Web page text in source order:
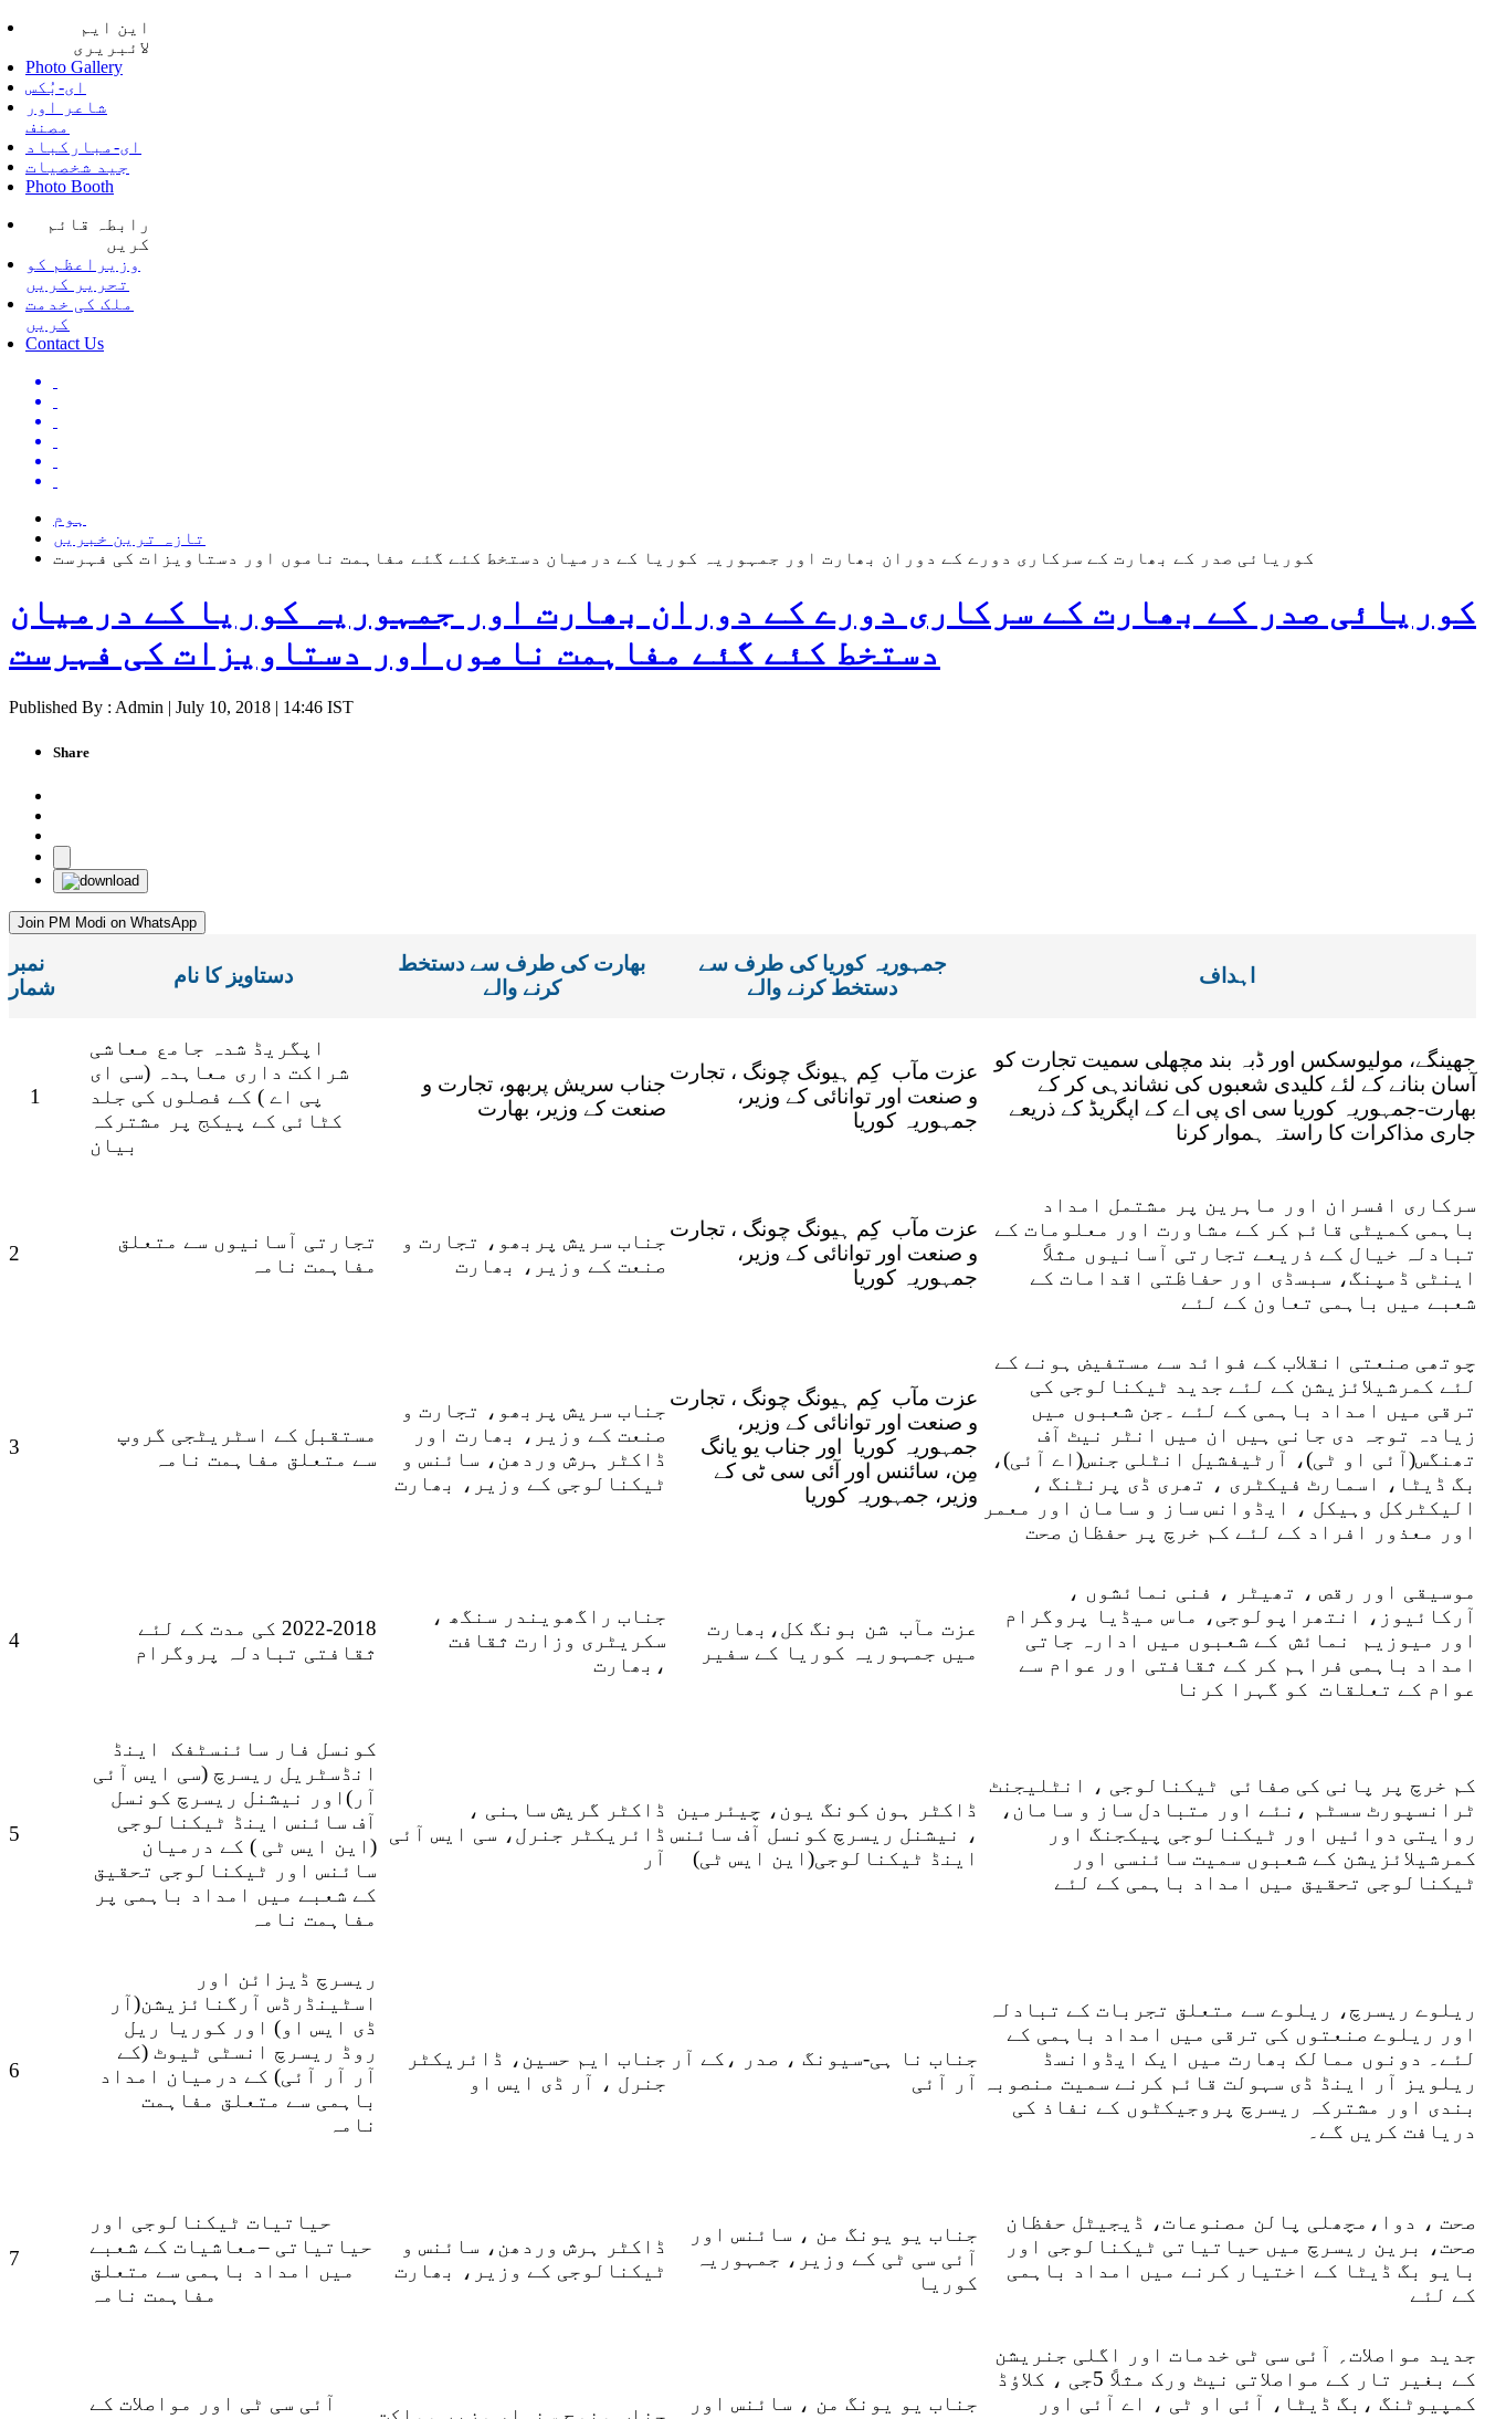
این ایم
لائبریری
Photo Gallery
ای-بُکس
شاعر اور
مصنف
ای-مبارکباد
جید شخصیات
Photo Booth
رابطہ قائم
کریں
وزیراعظم کو
تحریر کریں
ملک کی خدمت
کریں
Contact Us
ہوم
تازہ ترین خبریں
کوریائی صدر کے بھارت کے سرکاری دورے کے دوران بھارت اور جمہوریہ کوریا کے درمیان دستخط کئے گئے مفاہمت ناموں اور دستاویزات کی فہرست
کوریائی صدر کے بھارت کے سرکاری دورے کے دوران بھارت اور جمہوریہ کوریا کے درمیان
دستخط کئے گئے مفاہمت ناموں اور دستاویزات کی فہرست
Published By : Admin | July 10, 2018 | 14:46 IST
Share
Join PM Modi on WhatsApp
نمبر
شمار
دستاویز کا نام
بھارت کی طرف سے دستخط
کرنے والے
جمہوریہ کوریا کی طرف سے
دستخط کرنے والے
اہداف
1
اپگریڈ شدہ جامع معاشی
شراکت داری معاہدہ (سی ای
پی اے ) کے فصلوں کی جلد
کٹائی کے پیکج پر مشترکہ
بیان
جناب سریش پربھو، تجارت و
صنعت کے وزیر، بھارت
عزت مآب کِم ہیونگ چونگ ، تجارت
و صنعت اور توانائی کے وزیر،
جمہوریہ کوریا
جھینگے، مولیوسکس اور ڈبہ بند مچھلی سمیت تجارت کو
آسان بنانے کے لئے کلیدی شعبوں کی نشاندہی کر کے
بھارت-جمہوریہ کوریا سی ای پی اے کے اپگریڈ کے ذریعے
جاری مذاکرات کا راستہ ہموار کرنا
2
تجارتی آسانیوں سے متعلق
مفاہمت نامہ
جناب سریش پربھو، تجارت و
صنعت کے وزیر، بھارت
عزت مآب کِم ہیونگ چونگ ، تجارت
و صنعت اور توانائی کے وزیر،
جمہوریہ کوریا
سرکاری افسران اور ماہرین پر مشتمل امداد
باہمی کمیٹی قائم کر کے مشاورت اور معلومات کے
تبادلہ خیال کے ذریعے تجارتی آسانیوں مثلاً
اینٹی ڈمپنگ، سبسڈی اور حفاظتی اقدامات کے
شعبے میں باہمی تعاون کے لئے
3
مستقبل کے اسٹریٹجی گروپ
سے متعلق مفاہمت نامہ
جناب سریش پربھو، تجارت و
صنعت کے وزیر، بھارت اور
ڈاکٹر ہرش وردھن، سائنس و
ٹیکنالوجی کے وزیر، بھارت
عزت مآب کِم ہیونگ چونگ ، تجارت
و صنعت اور توانائی کے وزیر،
جمہوریہ کوریا اور جناب یو یانگ
مِن، سائنس اور آئی سی ٹی کے
وزیر، جمہوریہ کوریا
چوتھی صنعتی انقلاب کے فوائد سے مستفیض ہونے کے
لئے کمرشیلائزیشن کے لئے جدید ٹیکنالوجی کی
ترقی میں امداد باہمی کے لئے ۔جن شعبوں میں
زیادہ توجہ دی جانی ہیں ان میں انٹر نیٹ آف
تھنگس(آئی او ٹی)، آرٹیفشیل انٹلی جنس(اے آئی)،
بگ ڈیٹا، اسمارٹ فیکٹری ، تھری ڈی پرنٹنگ ،
الیکٹرکل وہیکل ، ایڈوانس ساز و سامان اور معمر
اور معذور افراد کے لئے کم خرچ پر حفظان صحت
4
2022-2018 کی مدت کے لئے
ثقافتی تبادلہ پروگرام
جناب راگھویندر سنگھ ،
سکریٹری وزارت ثقافت
،بھارت
عزت مآب شن بونگ کل،بھارت
میں جمہوریہ کوریا کے سفیر
موسیقی اور رقص ، تھیٹر ، فنی نمائشوں ،
آرکائیوز، انتھراپولوجی، ماس میڈیا پروگرام
اور میوزیم نمائش کے شعبوں میں ادارہ جاتی
امداد باہمی فراہم کر کے ثقافتی اور عوام سے
عوام کے تعلقات کو گہرا کرنا
5
کونسل فار سائنسٹفک اینڈ
انڈسٹریل ریسرچ (سی ایس آئی
آر)اور نیشنل ریسرچ کونسل
آف سائنس اینڈ ٹیکنالوجی
(این ایس ٹی ) کے درمیان
سائنس اور ٹیکنالوجی تحقیق
کے شعبے میں امداد باہمی پر
مفاہمت نامہ
ڈاکٹر گریش ساہنی ،
ڈائریکٹر جنرل، سی ایس آئی
آر
ڈاکٹر ہون کونگ یون، چیئرمین
، نیشنل ریسرچ کونسل آف سائنس
اینڈ ٹیکنالوجی(این ایس ٹی)
کم خرچ پر پانی کی صفائی ٹیکنالوجی ، انٹلیجنٹ
ٹرانسپورٹ سسٹم ،نئے اور متبادل ساز و سامان،
روایتی دوائیں اور ٹیکنالوجی پیکجنگ اور
کمرشیلائزیشن کے شعبوں سمیت سائنسی اور
ٹیکنالوجی تحقیق میں امداد باہمی کے لئے
6
ریسرچ ڈیزائن اور
اسٹینڈرڈس آرگنائزیشن(آر
ڈی ایس او) اور کوریا ریل
روڈ ریسرچ انسٹی ٹیوٹ (کے
آر آر آئی) کے درمیان امداد
باہمی سے متعلق مفاہمت
نامہ
جناب ایم حسین، ڈائریکٹر
جنرل ، آر ڈی ایس او
جناب نا ہی-سیونگ ، صدر ،کے آر
آر آئی
ریلوے ریسرچ، ریلوے سے متعلق تجربات کے تبادلہ
اور ریلوے صنعتوں کی ترقی میں امداد باہمی کے
لئے۔ دونوں ممالک بھارت میں ایک ایڈوانسڈ
ریلویز آر اینڈ ڈی سہولت قائم کرنے سمیت منصوبہ
بندی اور مشترکہ ریسرچ پروجیکٹوں کے نفاذ کی
دریافت کریں گے۔
7
حیاتیات ٹیکنالوجی اور
حیاتیاتی –معاشیات کے شعبے
میں امداد باہمی سے متعلق
مفاہمت نامہ
ڈاکٹر ہرش وردھن، سائنس و
ٹیکنالوجی کے وزیر، بھارت
جناب یو یونگ من ، سائنس اور
آئی سی ٹی کے وزیر، جمہوریہ
کوریا
صحت ، دوا،مچھلی پالن مصنوعات، ڈیجیٹل حفظان
صحت، برین ریسرچ میں حیاتیاتی ٹیکنالوجی اور
بایو بگ ڈیٹا کے اختیار کرنے میں امداد باہمی
کے لئے
آئی سی ٹی اور مواصلات کے
جناب یو یونگ من ، سائنس اور
جدید مواصلات؍ آئی سی ٹی خدمات اور اگلی جنریشن
کے بغیر تار کے مواصلاتی نیٹ ورک مثلاً 5جی ، کلاؤڈ
کمپیوٹنگ ،بگ ڈیٹا، آئی او ٹی ، اے آئی اور